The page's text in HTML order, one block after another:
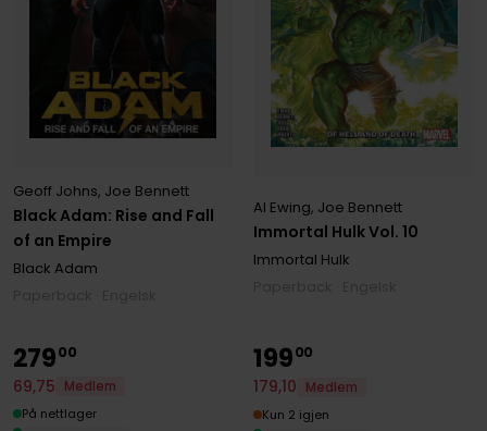
Black Adam: Rise and Fall
of an Empire
Geoff Johns, Joe Bennett
Black Adam
Immortal Hulk Vol. 10
Al Ewing, Joe Bennett
Immortal Hulk
27900
69,75
Medlem
På nettlager
19900
179,10
Medlem
Kun 2 igjen